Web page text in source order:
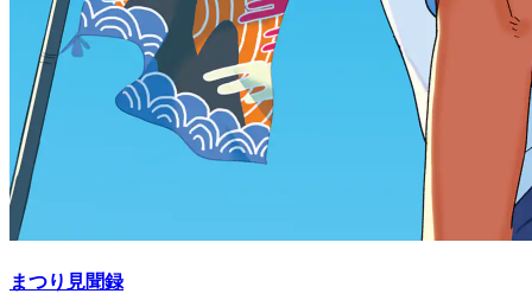
まつり見聞録